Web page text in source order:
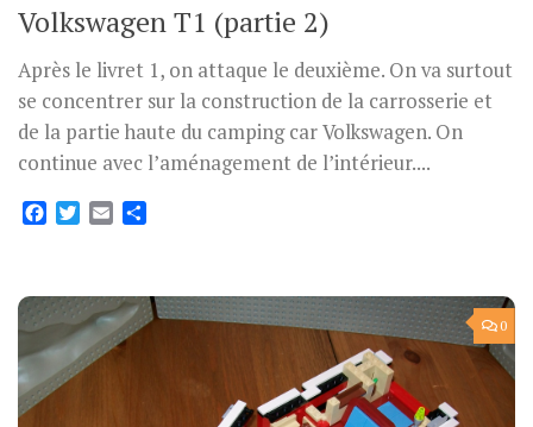
Volkswagen T1 (partie 2)
Après le livret 1, on attaque le deuxième. On va surtout
se concentrer sur la construction de la carrosserie et
de la partie haute du camping car Volkswagen. On
continue avec l’aménagement de l’intérieur....
Facebook
Twitter
Email
0